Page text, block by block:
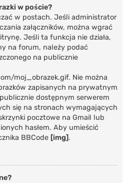
w poście?
w postach. Jeśli administrator
załączników, można wgrać
Jeśli ta funkcja nie działa,
na forum, należy podać
na publicznie
moj_obrazek.gif. Nie można
zapisanych na prywatnym
dostępnym serwerem
się na stronach wymagających
pocztowe na Gmail lub
hasłem. Aby umieścić
BBCode [img].